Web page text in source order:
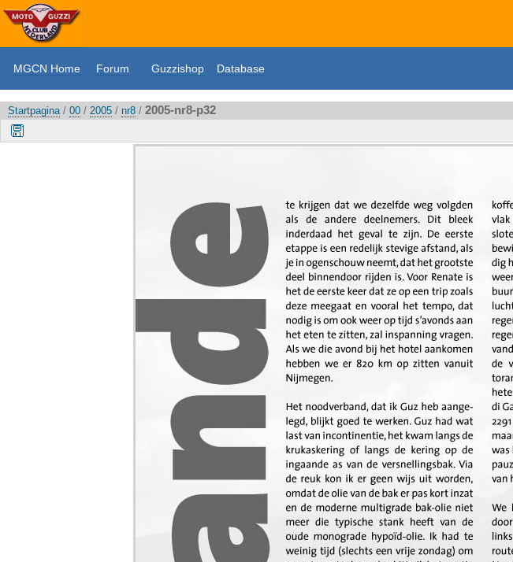
MGCN Home Forum Guzzishop Database
Startpagina/ 00 / 2005 / nr8 / 2005-nr8-p32